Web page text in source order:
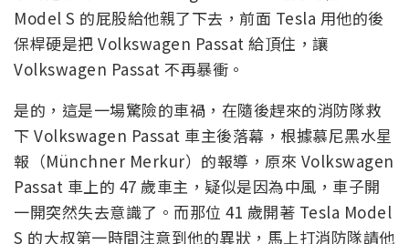
Model S 的屁股給他親了下去，前面 Tesla 用他的後
保桿硬是把 Volkswagen Passat 給頂住，讓
Volkswagen Passat 不再暴衝。
是的，這是一場驚險的車禍，在隨後趕來的消防隊救
下 Volkswagen Passat 車主後落幕，根據慕尼黑水星
報（Münchner Merkur）的報導，原來 Volkswagen
Passat 車上的 47 歲車主，疑似是因為中風，車子開
一開突然失去意識了。而那位 41 歲開著 Tesla Model
S 的大叔第一時間注意到他的異狀，馬上打消防隊請他